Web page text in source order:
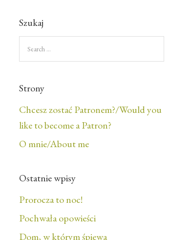
Szukaj
Strony
Chcesz zostać Patronem?/Would you
like to become a Patron?
O mnie/About me
Ostatnie wpisy
Prorocza to noc!
Pochwała opowieści
Dom, w którym śpiewa